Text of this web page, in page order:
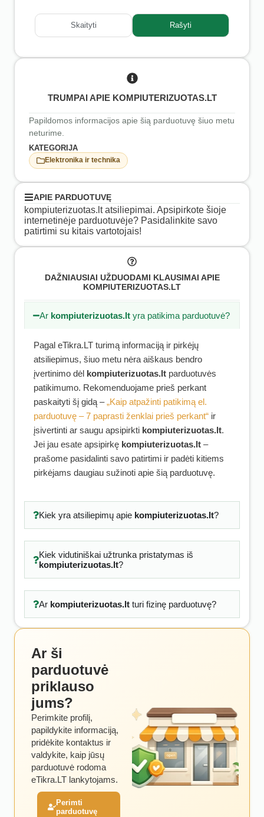
Skaityti Rašyti
TRUMPAI APIE KOMPIUTERIZUOTAS.LT
Papildomos informacijos apie šią parduotuvę šiuo metu
neturime.
KATEGORIJA
Elektronika ir technika
APIE PARDUOTUVĘ
kompiuterizuotas.lt atsiliepimai. Apsipirkote šioje
internetinėje parduotuvėje? Pasidalinkite savo
patirtimi su kitais vartotojais!
DAŽNIAUSIAI UŽDUODAMI KLAUSIMAI APIE
KOMPIUTERIZUOTAS.LT
Ar kompiuterizuotas.lt yra patikima parduotuvė?
Pagal eTikra.LT turimą informaciją ir pirkėjų
atsiliepimus, šiuo metu nėra aiškaus bendro
įvertinimo dėl kompiuterizuotas.lt parduotuvės
patikimumo. Rekomenduojame prieš perkant
paskaityti šį gidą –„Kaip atpažinti patikimą el.
parduotuvę – 7 paprasti ženklai prieš perkant“ ir
įsivertinti ar saugu apsipirkti kompiuterizuotas.lt.
Jei jau esate apsipirkę kompiuterizuotas.lt –
prašome pasidalinti savo patirtimi ir padėti kitiems
pirkėjams daugiau sužinoti apie šią parduotuvę.
Kiek yra atsiliepimų apie kompiuterizuotas.lt?
Kiek vidutiniškai užtrunka pristatymas iš
kompiuterizuotas.lt?
Ar kompiuterizuotas.ltturi fizinę parduotuvę?
Ar ši
parduotuvė
priklauso
jums?
Perimkite profilį,
papildykite informaciją,
pridėkite kontaktus ir
valdykite, kaip jūsų
parduotuvė rodoma
eTikra.LT lankytojams.
Perimti
parduotuvę